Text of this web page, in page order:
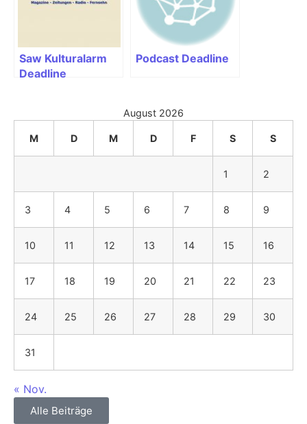
Saw Kulturalarm
Deadline
Podcast Deadline
August 2026
M D M D F S S
1 2
3 4 5 6 7 8 9
10 11 12 13 14 15 16
17 18 19 20 21 22 23
24 25 26 27 28 29 30
31
« Nov.
Alle Beiträge